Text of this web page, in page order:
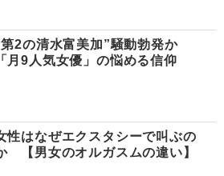
第2の清水富美加”騒動勃発か
「月9人気女優」の悩める信仰
性はなぜエクスタシーで叫ぶの
【男女のオルガスムの違い】